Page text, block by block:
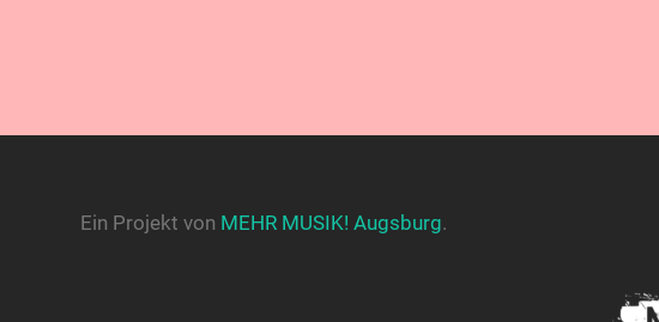
Ein Projekt von MEHR MUSIK! Augsburg.